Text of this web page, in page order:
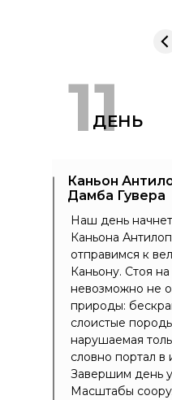
ДЕНЬ
Наш день
Каньона
отправимся к
Каньону. Стоя
невозможно не
природы:
слоистые
нарушаемая
словно портал
Завершим день
Масштабы
11
Каньон
Дамба Гувера